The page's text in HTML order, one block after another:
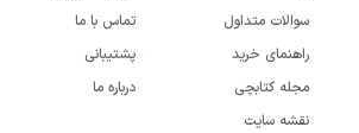
سوالات متداول
راهنمای خرید
مجله کتابچی
نقشه سایت
تماس با ما
پشتیبانی
درباره ما